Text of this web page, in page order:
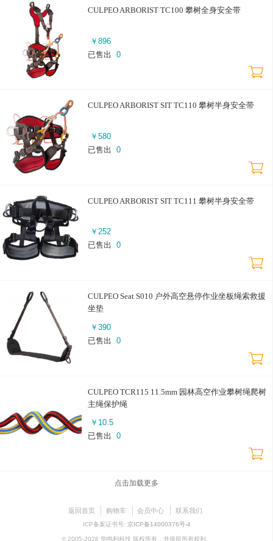
CULPEO ARBORIST TC100 攀树全身安全带
￥ 896
已售出
0
CULPEO ARBORIST SIT TC110 攀树半身安全带
￥ 580
已售出
0
CULPEO ARBORIST SIT TC111 攀树半身安全带
￥ 252
已售出
0
CULPEO Seat S010 户外高空悬停作业坐板绳索救援
坐垫
￥ 390
已售出
0
CULPEO TCR115 11.5mm 园林高空作业攀树绳爬树
主绳保护绳
￥ 10.5
已售出
0
点击加载更多
返回首页 购物车 会员中心 联系我们
ICP备案证书号: 京ICP备14000376号-4
© 2005-2026 华鸣利科技 版权所有，并保留所有权利。